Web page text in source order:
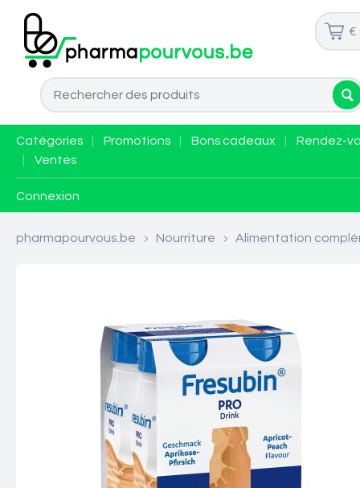
€
Catégories Promotions Bons cadeaux
Rendez-
Ventes
Connexion
pharmapourvous.be > Nourriture > Alimentation